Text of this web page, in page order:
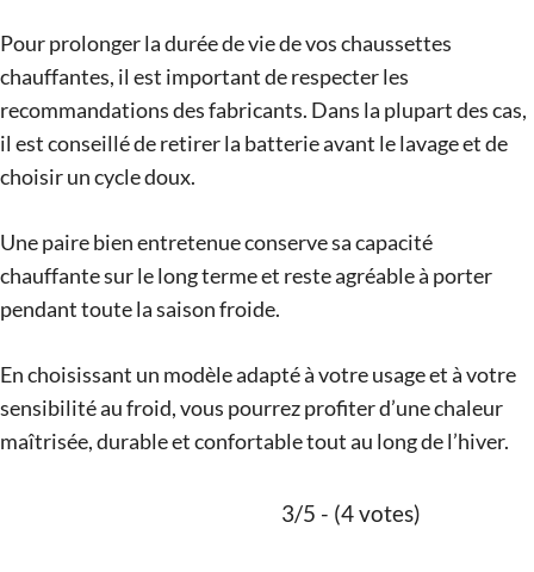
Pour prolonger la durée de vie de vos chaussettes
chauffantes, il est important de respecter les
recommandations des fabricants. Dans la plupart des cas,
il est conseillé de retirer la batterie avant le lavage et de
choisir un cycle doux.
Une paire bien entretenue conserve sa capacité
chauffante sur le long terme et reste agréable à porter
pendant toute la saison froide.
En choisissant un modèle adapté à votre usage et à votre
sensibilité au froid, vous pourrez profiter d’une chaleur
maîtrisée, durable et confortable tout au long de l’hiver.
3/5 - (4 votes)